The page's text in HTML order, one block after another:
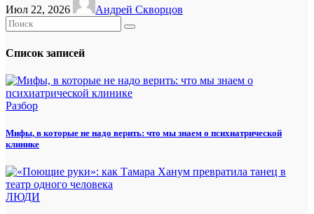
Июл 22, 2026 Андрей Скворцов
Список записей
Разбор
Мифы, в которые не надо верить: что мы знаем о психиатрической
клинике
ЛЮДИ